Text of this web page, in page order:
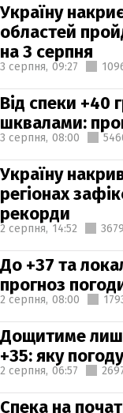
Україну
областей
на 3 серпня
3 серпня, 09:27
Від спеки +40
шквалами:
3 серпня, 08:00
Україну
регіонах
рекорди
2 серпня, 14:52 3679
До +37 та
прогноз
2 серпня, 08:00
Дощитиме
+35: яку
2 серпня, 06:57
Спека на